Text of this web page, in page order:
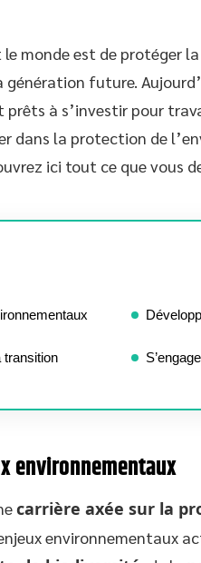
monde est de protéger
future.
prêts à s’investir pour
dans la protection de
ici tout ce que vous
transition
environnementaux
carrière axée sur la
environnementaux